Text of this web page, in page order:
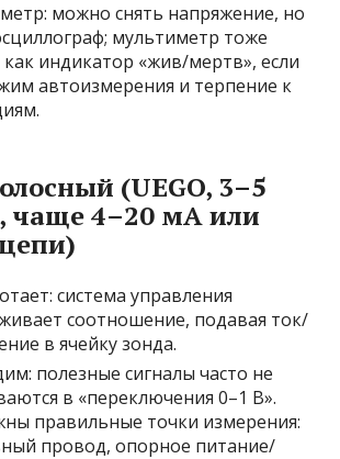
можно снять напряжение, но
мультиметр тоже
как индикатор «жив/мертв», если
автоизмерения и терпение к
(UEGO, 3–5
чаще 4–20 мА или
система управления
соотношение, подавая ток/
в ячейку зонда.
полезные сигналы часто не
в «переключения 0–1 В».
правильные точки измерения:
провод, опорное питание/